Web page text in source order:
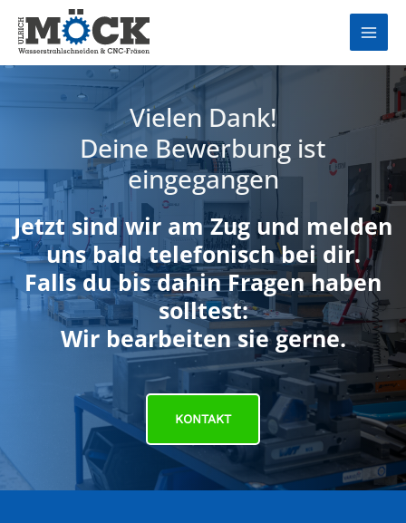
Inhalt
springen
Main
Vielen Dank!
Deine Bewerbung ist
eingegangen
Jetzt sind wir am Zug und melden
uns bald telefonisch bei dir.
Falls du bis dahin Fragen haben
solltest:
Wir bearbeiten sie gerne.
KONTAKT